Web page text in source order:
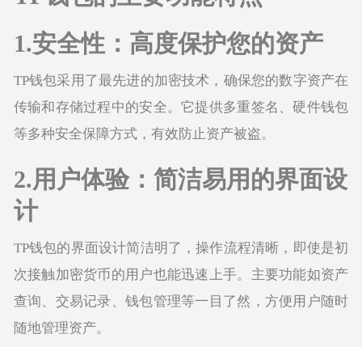
1.安全性：高度保护您的资产
TP钱包采用了最先进的加密技术，确保您的数字资产在
传输和存储过程中的安全。它提供多重签名、硬件钱包
等多种安全保障方式，有效防止资产被盗。
2.用户体验：简洁易用的界面设
计
TP钱包的界面设计简洁明了，操作流程清晰，即使是初
次接触加密货币的用户也能迅速上手。主要功能如资产
查询、交易记录、钱包管理等一目了然，方便用户随时
随地管理资产。